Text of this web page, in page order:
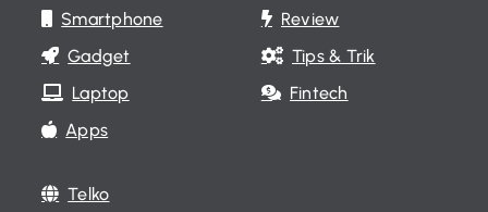
Smartphone
Gadget
Laptop
Apps
Review
Tips & Trik
Fintech
Telko